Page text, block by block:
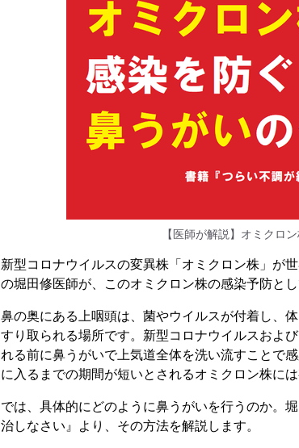
【医師が解説】オミクロ
新型コロナウイルスの変異株「オミクロン株」が
の堀田修医師が、このオミクロン株の感染予防と
鼻の奥にある上咽頭は、菌やウイルスが付着し、
すり取られる場所です。新型コロナウイルスおよ
れる前に鼻うがいで上気道全体を洗い流すことで
に入るまでの期間が短いとされるオミクロン株には
では、具体的にどのように鼻うがいを行うのか。
治しなさい』より、その方法を解説します。